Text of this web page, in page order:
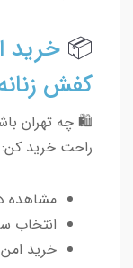
📦 خرید
کفش
🛍 چه تهران
راحت خرید کن:
انتخاب
خرید امن